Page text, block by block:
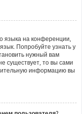
языка на конференции,
Попробуйте узнать у
нужный вам
существует, то вы сами
информацию вы